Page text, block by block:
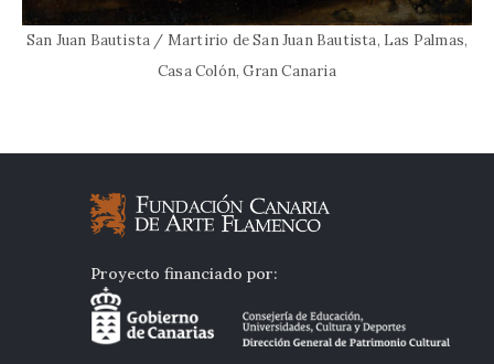
San Juan Bautista / Martirio de San Juan Bautista, Las Palmas,
Casa Colón, Gran Canaria
Proyecto financiado por: